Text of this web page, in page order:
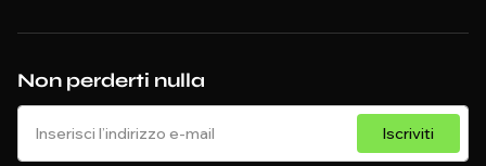
Non perderti nulla
Iscriviti